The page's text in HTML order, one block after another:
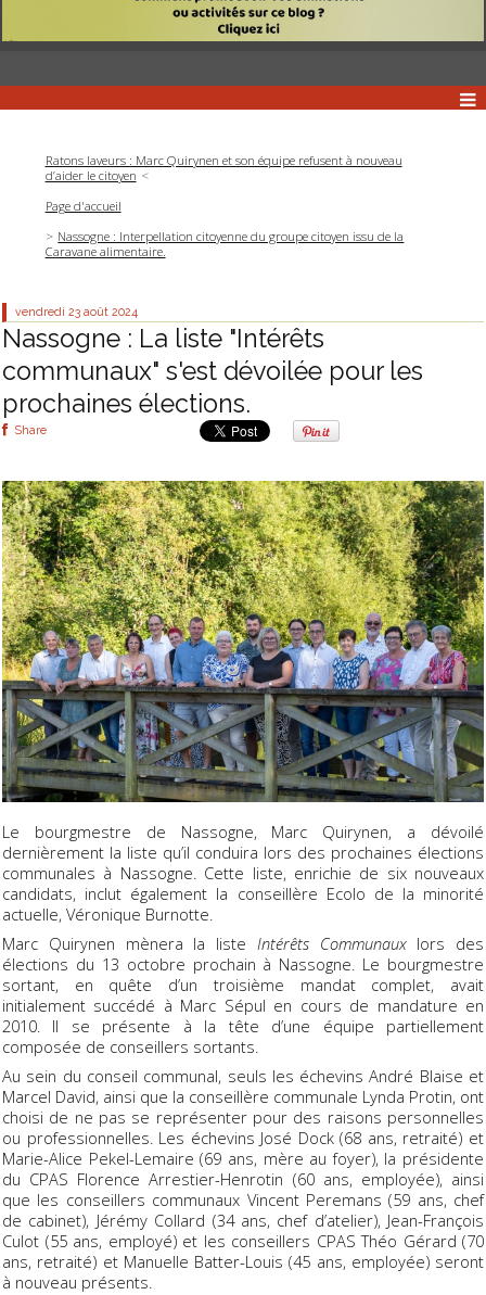
Ratons laveurs : Marc Quirynen et son équipe refusent à nouveau
d’aider le citoyen
Page d'accueil
Nassogne : Interpellation citoyenne du groupe citoyen issu de la
Caravane alimentaire.
vendredi 23 août 2024
Nassogne : La liste "Intérêts
communaux" s'est dévoilée pour les
prochaines élections.
Share
Le bourgmestre de Nassogne, Marc Quirynen, a dévoilé
dernièrement la liste qu’il conduira lors des prochaines élections
communales à Nassogne. Cette liste, enrichie de six nouveaux
candidats, inclut également la conseillère Ecolo de la minorité
actuelle, Véronique Burnotte.
Marc Quirynen mènera la liste Intérêts Communauxlors des
élections du 13 octobre prochain à Nassogne. Le bourgmestre
sortant, en quête d’un troisième mandat complet, avait
initialement succédé à Marc Sépul en cours de mandature en
2010. Il se présente à la tête d’une équipe partiellement
composée de conseillers sortants.
Au sein du conseil communal, seuls les échevins André Blaise et
Marcel David, ainsi que la conseillère communale Lynda Protin, ont
choisi de ne pas se représenter pour des raisons personnelles
ou professionnelles. Les échevins José Dock (68 ans, retraité) et
Marie-Alice Pekel-Lemaire (69 ans, mère au foyer), la présidente
du CPAS Florence Arrestier-Henrotin (60 ans, employée), ainsi
que les conseillers communaux Vincent Peremans (59 ans, chef
de cabinet), Jérémy Collard (34 ans, chef d’atelier), Jean-François
Culot (55 ans, employé) et les conseillers CPAS Théo Gérard (70
ans, retraité) et Manuelle Batter-Louis (45 ans, employée) seront
à nouveau présents.